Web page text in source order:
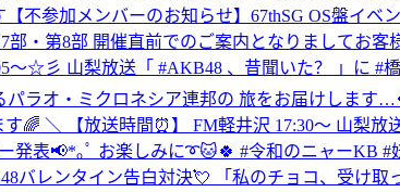
【不参加メンバーのお知らせ】67thSG OS盤イ
・第8部 開催直前でのご案内となりましてお
～☆彡 山梨放送「 #AKB48 、昔聞いた？ 」に
ラオ・ミクロネシア連邦の 旅をお届けします
🌈 ＼ 【放送時間⏰】 FM軽井沢 17:30～ 山梨
表📢*｡ﾟ お楽しみに➰🐱🍀 #令和のニャーKB #
バレンタイン告白対決💘 「私のチョコ、受け